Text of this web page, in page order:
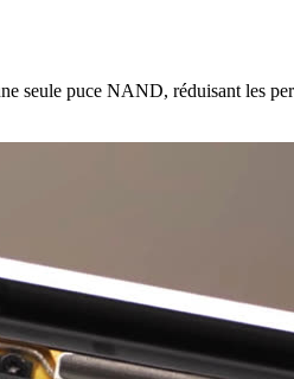
puce NAND, réduisant les